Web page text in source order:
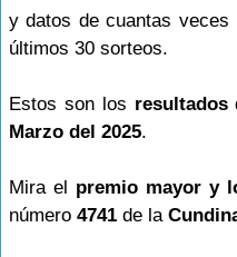
y datos de cuantas
últimos 30 sorteos.
Estos son los resultados
Marzo del 2025.
Mira el premio mayor y
número 4741 de la